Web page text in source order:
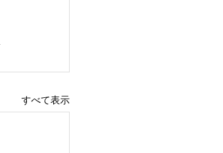
すべて表示